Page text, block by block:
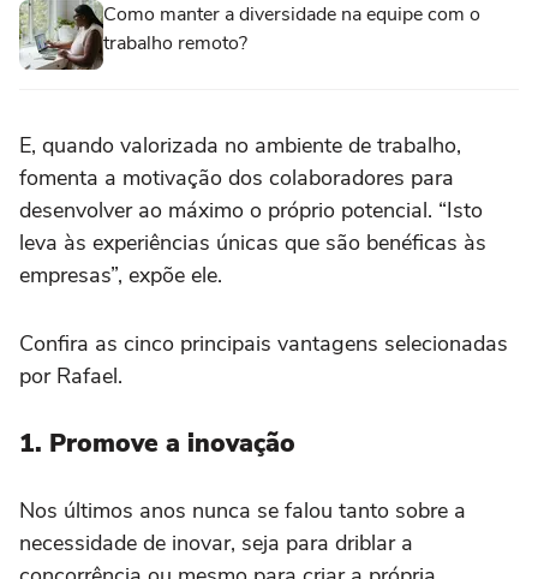
Como manter a diversidade na equipe com o
trabalho remoto?
E, quando valorizada no ambiente de trabalho,
fomenta a motivação dos colaboradores para
desenvolver ao máximo o próprio potencial. “Isto
leva às experiências únicas que são benéficas às
empresas”, expõe ele.
Confira as cinco principais vantagens selecionadas
por Rafael.
1. Promove a inovação
Nos últimos anos nunca se falou tanto sobre a
necessidade de inovar, seja para driblar a